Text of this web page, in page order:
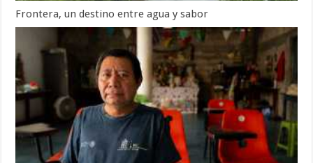
Frontera, un destino entre agua y sabor